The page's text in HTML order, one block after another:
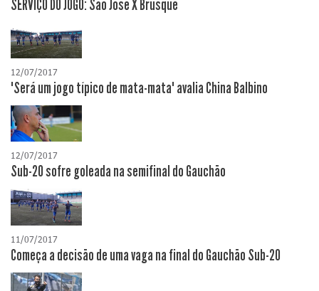
SERVIÇO DO JOGO: São José X Brusque
12/07/2017
"Será um jogo típico de mata-mata" avalia China Balbino
12/07/2017
Sub-20 sofre goleada na semifinal do Gauchão
11/07/2017
Começa a decisão de uma vaga na final do Gauchão Sub-20